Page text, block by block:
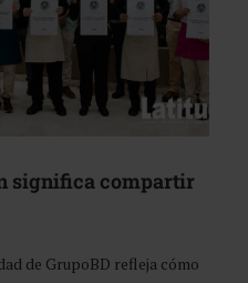
significa compartir
de GrupoBD refleja cómo